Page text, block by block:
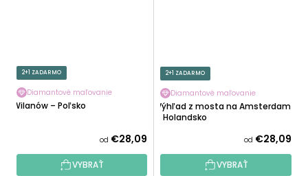
2+1 ZADARMO
Diamantové maľovanie
Wilanów – Poľsko
od €28,09
VYBRAŤ
2+1 ZADARMO
Diamantové maľovanie
Výhľad z mosta na Amsterdam
- Holandsko
od €28,09
VYBRAŤ